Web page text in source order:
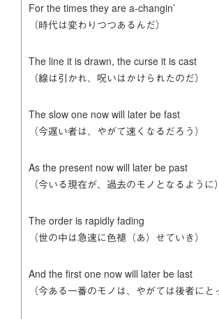
For the times they are a-changin’
（時代は変わりつつあるんだ）
The line it is drawn, the curse it is cast
（線は引かれ、呪いはかけられたのだ）
The slow one now will later be fast
（今遅い者は、やがて速くなるだろう）
As the present now will later be past
（今いる現在が、過去のモノとなるように）
The order is rapidly fading
（世の中は急速に色褪（あ）せていき）
And the first one now will later be last
（今ある一番のモノは、やがては後者にと